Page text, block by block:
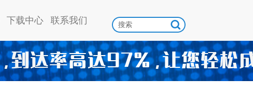
下载中心 联系我们